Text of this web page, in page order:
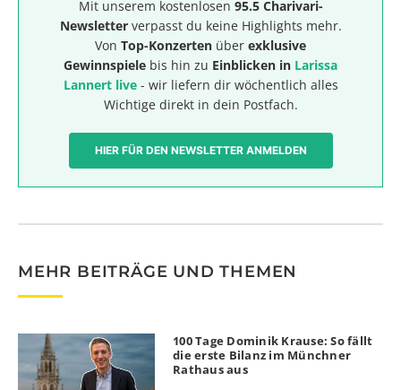
Mit unserem kostenlosen 95.5 Charivari-
Newsletterverpasst du keine Highlights mehr.
Von Top-Konzerten über exklusive
Gewinnspiele bis hin zu Einblicken in Larissa
Lannert live- wir liefern dir wöchentlich alles
Wichtige direkt in dein Postfach.
HIER FÜR DEN NEWSLETTER ANMELDEN
MEHR BEITRÄGE UND THEMEN
100 Tage Dominik Krause: So fällt
die erste Bilanz im Münchner
Rathaus aus